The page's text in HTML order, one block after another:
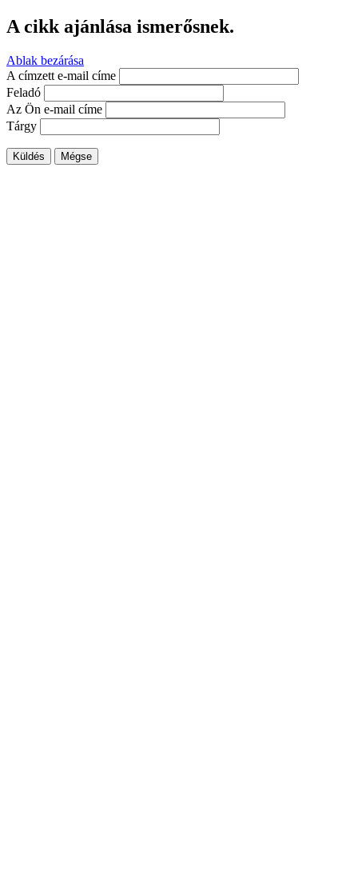
A cikk ajánlása ismerősnek.
Ablak bezárása
A címzett e-mail címe
Feladó
Az Ön e-mail címe
Tárgy
Küldés Mégse